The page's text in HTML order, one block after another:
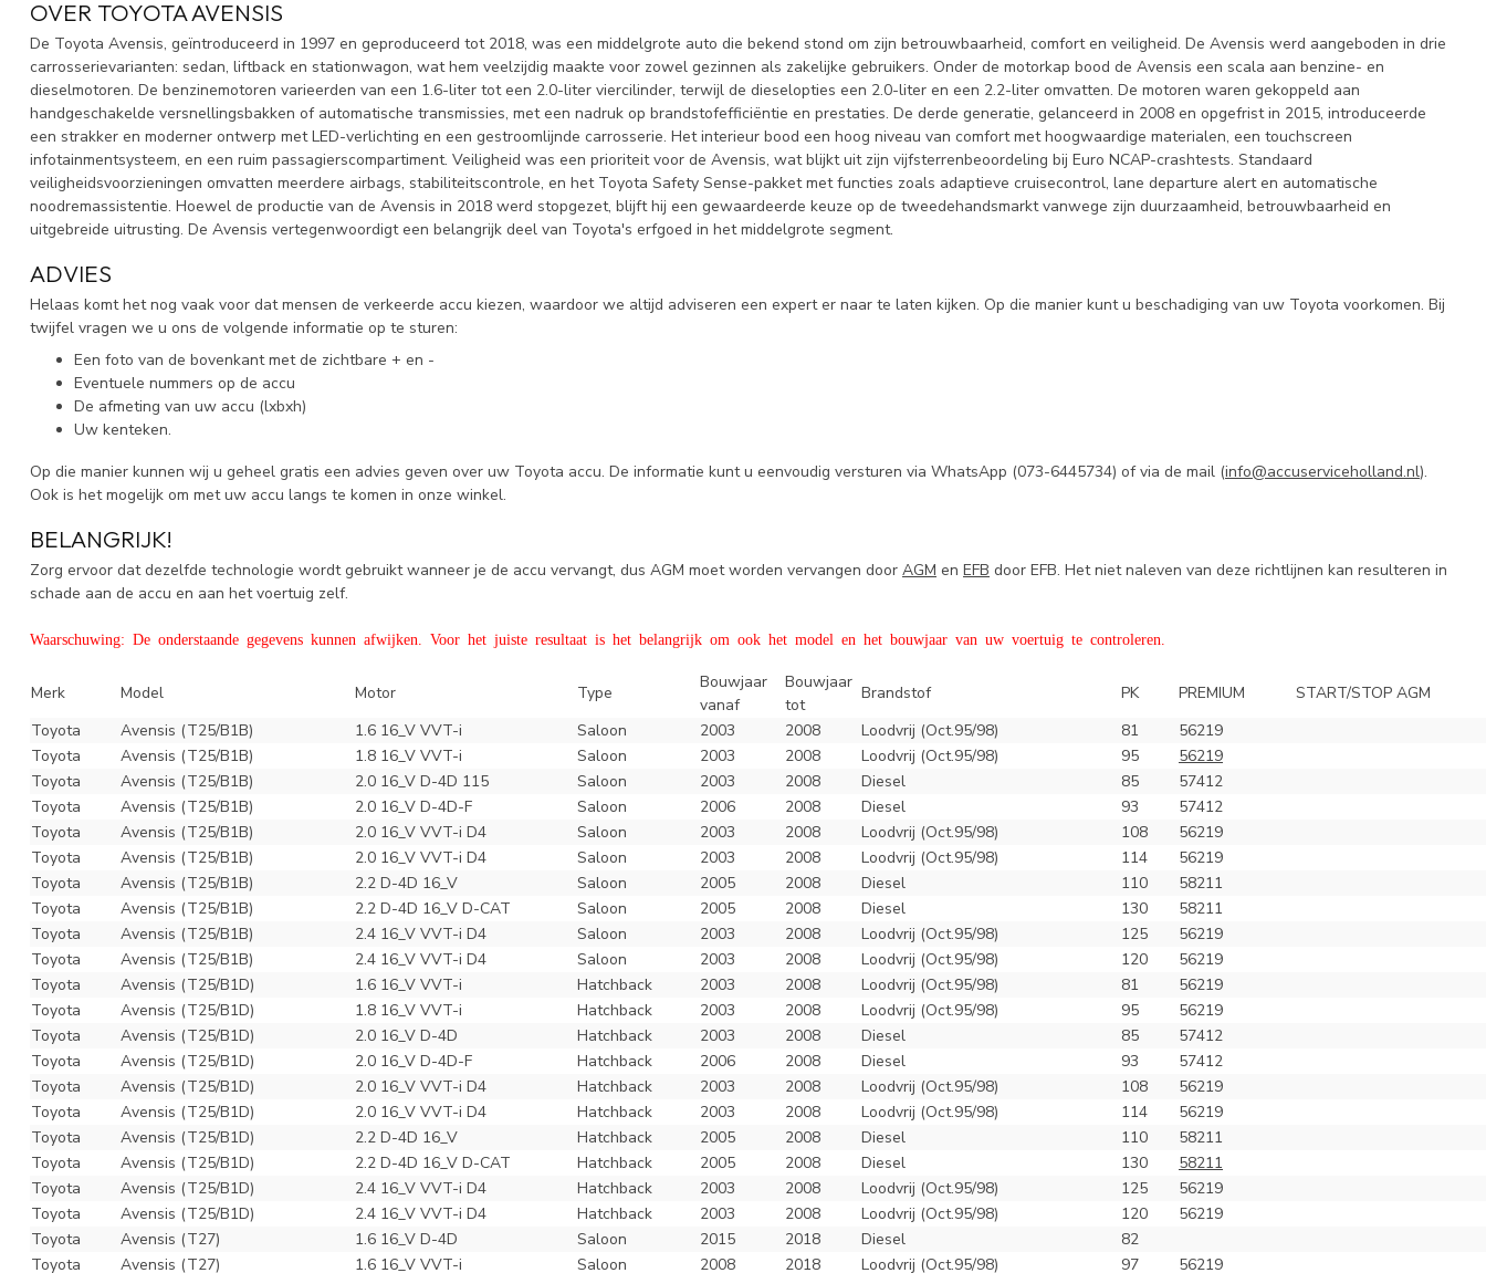
OVER TOYOTA AVENSIS
De Toyota Avensis, geïntroduceerd in 1997 en geproduceerd tot 2018, was een middelgrote auto die bekend stond om zijn betrouwbaarheid, comfort en veiligheid. De Avensis werd aangeboden in drie
carrosserievarianten: sedan, liftback en stationwagon, wat hem veelzijdig maakte voor zowel gezinnen als zakelijke gebruikers. Onder de motorkap bood de Avensis een scala aan benzine- en
dieselmotoren. De benzinemotoren varieerden van een 1.6-liter tot een 2.0-liter viercilinder, terwijl de dieselopties een 2.0-liter en een 2.2-liter omvatten. De motoren waren gekoppeld aan
handgeschakelde versnellingsbakken of automatische transmissies, met een nadruk op brandstofefficiëntie en prestaties. De derde generatie, gelanceerd in 2008 en opgefrist in 2015, introduceerde
een strakker en moderner ontwerp met LED-verlichting en een gestroomlijnde carrosserie. Het interieur bood een hoog niveau van comfort met hoogwaardige materialen, een touchscreen
infotainmentsysteem, en een ruim passagierscompartiment. Veiligheid was een prioriteit voor de Avensis, wat blijkt uit zijn vijfsterrenbeoordeling bij Euro NCAP-crashtests. Standaard
veiligheidsvoorzieningen omvatten meerdere airbags, stabiliteitscontrole, en het Toyota Safety Sense-pakket met functies zoals adaptieve cruisecontrol, lane departure alert en automatische
noodremassistentie. Hoewel de productie van de Avensis in 2018 werd stopgezet, blijft hij een gewaardeerde keuze op de tweedehandsmarkt vanwege zijn duurzaamheid, betrouwbaarheid en
uitgebreide uitrusting. De Avensis vertegenwoordigt een belangrijk deel van Toyota's erfgoed in het middelgrote segment.
ADVIES
Helaas komt het nog vaak voor dat mensen de verkeerde accu kiezen, waardoor we altijd adviseren een expert er naar te laten kijken. Op die manier kunt u beschadiging van uw Toyota voorkomen. Bij
twijfel vragen we u ons de volgende informatie op te sturen:
Een foto van de bovenkant met de zichtbare + en -
Eventuele nummers op de accu
De afmeting van uw accu (lxbxh)
Uw kenteken.
Op die manier kunnen wij u geheel gratis een advies geven over uw Toyota accu. De informatie kunt u eenvoudig versturen via WhatsApp (073-6445734) of via de mail (info@accuserviceholland.nl).
Ook is het mogelijk om met uw accu langs te komen in onze winkel.
BELANGRIJK!
Zorg ervoor dat dezelfde technologie wordt gebruikt wanneer je de accu vervangt, dus AGM moet worden vervangen door AGM en EFB door EFB. Het niet naleven van deze richtlijnen kan resulteren in
schade aan de accu en aan het voertuig zelf.
Waarschuwing: De onderstaande gegevens kunnen afwijken. Voor het juiste resultaat is het belangrijk om ook het model en het bouwjaar van uw voertuig te controleren.
Merk Model Motor Type
Bouwjaar
vanaf
Bouwjaar
tot
Brandstof PK PREMIUM
START/STOP AGM
Toyota
Avensis (T25/B1B) 1.6 16_V VVT-i Saloon 2003 2008 Loodvrij (Oct.95/98) 81
56219
Toyota
Avensis (T25/B1B) 1.8 16_V VVT-i Saloon 2003 2008 Loodvrij (Oct.95/98) 95
56219
Toyota
Avensis (T25/B1B) 2.0 16_V D-4D 115 Saloon 2003 2008 Diesel 85
57412
Toyota
Avensis (T25/B1B) 2.0 16_V D-4D-F Saloon 2006 2008 Diesel 93
57412
Toyota
Avensis (T25/B1B) 2.0 16_V VVT-i D4 Saloon 2003 2008 Loodvrij (Oct.95/98) 108
56219
Toyota
Avensis (T25/B1B) 2.0 16_V VVT-i D4 Saloon 2003 2008 Loodvrij (Oct.95/98) 114
56219
Toyota
Avensis (T25/B1B) 2.2 D-4D 16_V Saloon 2005 2008 Diesel 110
58211
Toyota
Avensis (T25/B1B) 2.2 D-4D 16_V D-CAT Saloon 2005 2008 Diesel 130
58211
Toyota
Avensis (T25/B1B) 2.4 16_V VVT-i D4 Saloon 2003 2008 Loodvrij (Oct.95/98) 125
56219
Toyota
Avensis (T25/B1B) 2.4 16_V VVT-i D4 Saloon 2003 2008 Loodvrij (Oct.95/98) 120
56219
Toyota
Avensis (T25/B1D) 1.6 16_V VVT-i Hatchback 2003 2008 Loodvrij (Oct.95/98) 81
56219
Toyota
Avensis (T25/B1D) 1.8 16_V VVT-i Hatchback 2003 2008 Loodvrij (Oct.95/98) 95
56219
Toyota
Avensis (T25/B1D) 2.0 16_V D-4D Hatchback 2003 2008 Diesel 85
57412
Toyota
Avensis (T25/B1D) 2.0 16_V D-4D-F Hatchback 2006 2008 Diesel 93
57412
Toyota
Avensis (T25/B1D) 2.0 16_V VVT-i D4 Hatchback 2003 2008 Loodvrij (Oct.95/98) 108
56219
Toyota
Avensis (T25/B1D) 2.0 16_V VVT-i D4 Hatchback 2003 2008 Loodvrij (Oct.95/98) 114
56219
Toyota
Avensis (T25/B1D) 2.2 D-4D 16_V Hatchback 2005 2008 Diesel 110
58211
Toyota
Avensis (T25/B1D) 2.2 D-4D 16_V D-CAT Hatchback 2005 2008 Diesel 130
58211
Toyota
Avensis (T25/B1D) 2.4 16_V VVT-i D4 Hatchback 2003 2008 Loodvrij (Oct.95/98) 125
56219
Toyota
Avensis (T25/B1D) 2.4 16_V VVT-i D4 Hatchback 2003 2008 Loodvrij (Oct.95/98) 120
56219
Toyota
Avensis (T27) 1.6 16_V D-4D Saloon 2015 2018 Diesel
82
Toyota
Avensis (T27) 1.6 16_V VVT-i Saloon 2008 2018 Loodvrij (Oct.95/98) 97 56219